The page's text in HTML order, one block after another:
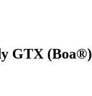
GTX (Boa®)